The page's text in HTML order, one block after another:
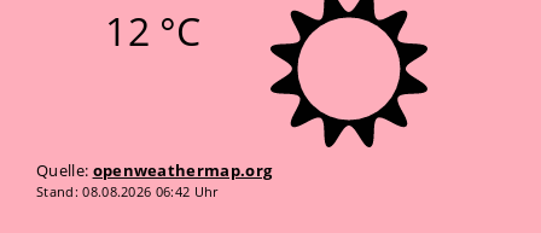
12 °C
Quelle: openweathermap.org
Stand: 08.08.2026 06:42 Uhr